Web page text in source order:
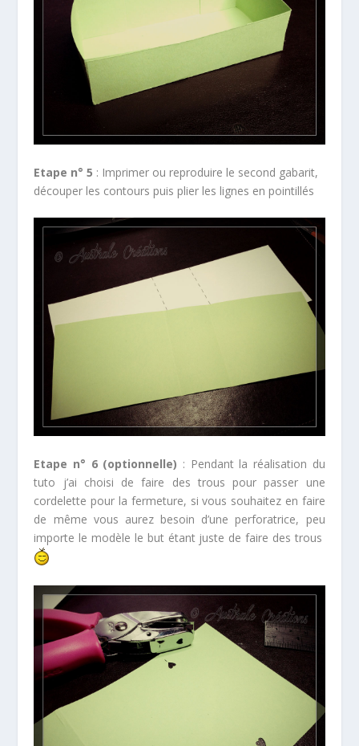
Etape n° 5 : Imprimer ou reproduire le second gabarit,
découper les contours puis plier les lignes en pointillés
Etape n° 6 (optionnelle) : Pendant la réalisation du
tuto j’ai choisi de faire des trous pour passer une
cordelette pour la fermeture, si vous souhaitez en faire
de même vous aurez besoin d’une perforatrice, peu
importe le modèle le but étant juste de faire des trous